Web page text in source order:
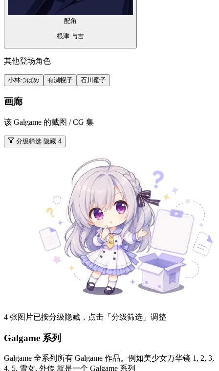
配角
根津 与吉
其他登场角色
小林つばめ 有瀬幌子 石川蜜子
画廊
该 Galgame 的截图 / CG 集
分级筛选 隐藏 4
4 张图片已按分级隐藏，点击「分级筛选」调整
Galgame 系列
Galgame 全系列所有 Galgame 作品。例如美少女万华镜 1, 2, 3,
4, 5, 雪女, 外传 就是一个 Galgame 系列